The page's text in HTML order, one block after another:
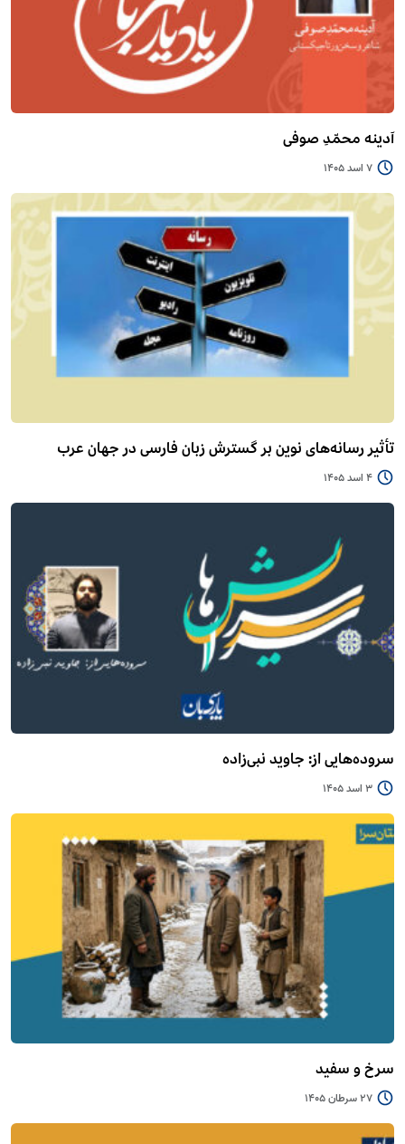
آدینه محمّدِ صوفی
7 اسد 1405
تأثیر رسانه‌های نوین بر گسترش زبان فارسی در جهان عرب
4 اسد 1405
سروده‌هایی از: جاوید نبی‌زاده
3 اسد 1405
سرخ و سفید
27 سرطان 1405